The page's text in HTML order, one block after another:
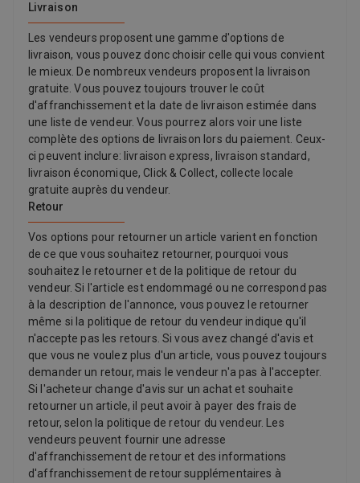
Livraison
Les vendeurs proposent une gamme d'options de
livraison, vous pouvez donc choisir celle qui vous convient
le mieux. De nombreux vendeurs proposent la livraison
gratuite. Vous pouvez toujours trouver le coût
d'affranchissement et la date de livraison estimée dans
une liste de vendeur. Vous pourrez alors voir une liste
complète des options de livraison lors du paiement. Ceux-
ci peuvent inclure: livraison express, livraison standard,
livraison économique, Click & Collect, collecte locale
gratuite auprès du vendeur.
Retour
Vos options pour retourner un article varient en fonction
de ce que vous souhaitez retourner, pourquoi vous
souhaitez le retourner et de la politique de retour du
vendeur. Si l'article est endommagé ou ne correspond pas
à la description de l'annonce, vous pouvez le retourner
même si la politique de retour du vendeur indique qu'il
n'accepte pas les retours. Si vous avez changé d'avis et
que vous ne voulez plus d'un article, vous pouvez toujours
demander un retour, mais le vendeur n'a pas à l'accepter.
Si l'acheteur change d'avis sur un achat et souhaite
retourner un article, il peut avoir à payer des frais de
retour, selon la politique de retour du vendeur. Les
vendeurs peuvent fournir une adresse
d'affranchissement de retour et des informations
d'affranchissement de retour supplémentaires à